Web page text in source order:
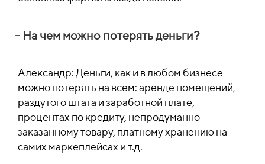
- На чем можно потерять деньги?
Александр: Деньги, как и в любом бизнесе
можно потерять на всем: аренде помещений,
раздутого штата и заработной плате,
процентах по кредиту, непродуманно
заказанному товару, платному хранению на
самих маркеплейсах и т.д.